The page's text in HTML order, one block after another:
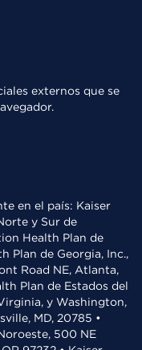
externos que se
en el país: Kaiser
y Sur de
Health Plan de
Plan de Georgia, Inc.,
Road NE, Atlanta,
Plan de Estados del
y Washington,
MD, 20785 •
500 NE